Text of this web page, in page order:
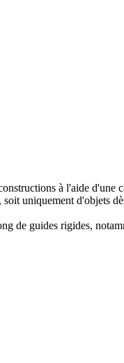
à l'aide d'une
uniquement d'objets
de guides rigides,